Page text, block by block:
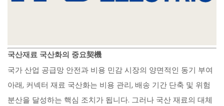
국산재료 국산화의 중요契機
국가 산업 공급망 안전과 비용 민감 시장의 양면적인 동기 부여
아래, 커넥터 재료 국산화는 비용 관리, 배송 기간 단축 및 위험
분산을 달성하는 핵심 조치가 됩니다. 그러나 국산 재료의 대체